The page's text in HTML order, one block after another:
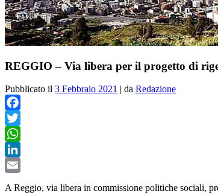
REGGIO – Via libera per il progetto di
Pubblicato il 3 Febbraio 2021 | da Redazione
Facebook
Twitter
WhatsApp
LinkedIn
A Reggio, via libera in commissione politiche sociali,